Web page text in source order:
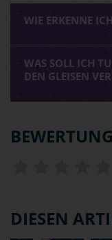
WIE ERKENNE
WAS SOLL ICH
DEN GLEISEN
BEWERTUNG
DIESEN